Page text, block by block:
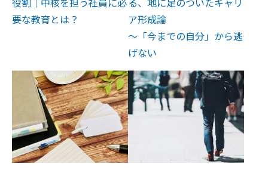
要な教育とは？
ア形成論
～「今までの自分」から逃
げない